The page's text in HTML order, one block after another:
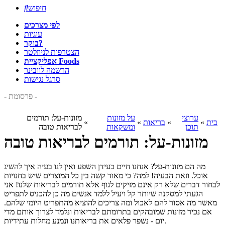
חיפוש
לפי מצרכים
עוגיות
בוקר?
הצטרפות לניוזלטר
אפליקציית Foods
הרשמה לוובינר
סרגל נגישות
- פרסומת -
בית »
ערוצי
תוכן
» בריאות »
על מזונות
ומשקאות
»
מזונות-על: תורמים
לבריאות טובה
מזונות-על: תורמים לבריאות טובה
מה הם מזונות-על? אנחנו חיים בעידן השפע ואין לנו בעיה איך להשיג
אוכל. וזאת הבעיה! למה? כי מאוד קשה בין כל המוצרים שיש בחנויות
לבחור דברים שלא רק אינם מזיקים לגוף אלא תורמים לבריאות שלנו! אני
הגעתי למסקנה שיותר קל ויעיל ללמד אנשים מה כן להכניס לתפריט
מאשר מה אסור להם לאכול ומה צריכים להוציא מהתפריט היומי שלהם.
אם נכיר מזונות שמובהקים בתרומתם לבריאות ונלמד לצרוך אותם מדי
יום - נשפר פלאים את בריאותנו ונמנע מחלות עתידיות.